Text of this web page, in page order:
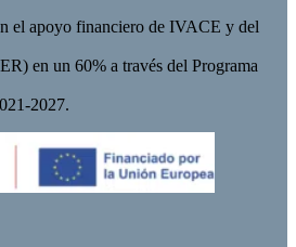
el apoyo financiero de IVACE y del
en un 60% a través del Programa
2027.